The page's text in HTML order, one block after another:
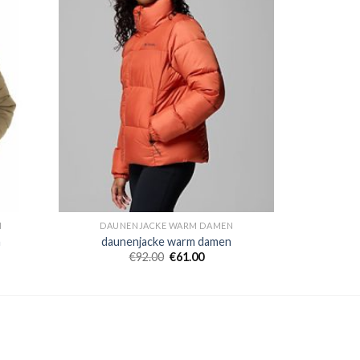
DAUNENJACKE WARM DAMEN
daunenjacke warm damen
€92.00 €61.00